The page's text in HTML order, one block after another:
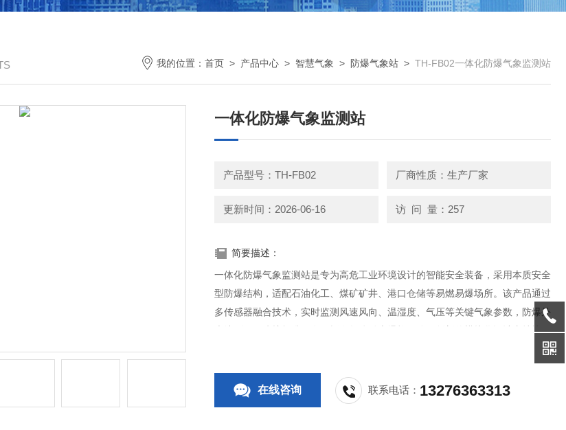
我的位置： 首页 > 产品中心 > 智慧气象 > 防爆气象站 > TH-FB02一体化防爆气象监测站
一体化防爆气象监测站
产品型号：TH-FB02 厂商性质：生产厂家
更新时间：2026-06-16 访 问 量：257
简要描述：
一体化防爆气象监测站是专为高危工业环境设计的智能安全装备，采用本质安全
型防爆结构，适配石油化工、煤矿矿井、港口仓储等易燃易爆场所。该产品通过
多传感器融合技术，实时监测风速风向、温湿度、气压等关键气象参数，防爆外
壳达到国际防护标准，有效抵御气体粉尘爆炸风险。创新的模块化设计支持快速
部署与维护，智能分析系统可提前预警天气引发的安全隐患，为高危行业安全生
在线咨询 联系电话： 13276363313